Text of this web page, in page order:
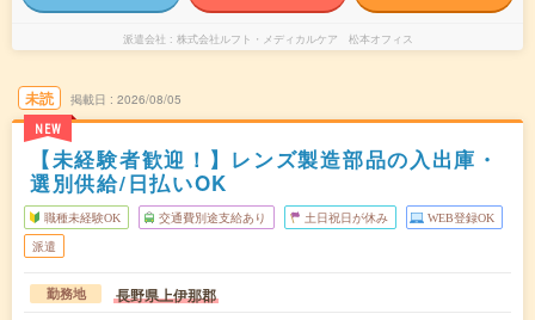
派遣会社 株式会社ルフト・メディカルケア 松本オフィス
未読
NEW
掲載日 2026/08/05
【未経験者歓迎！】レンズ製造部品の入出庫・
選別供給/日払いOK
職種未経験OK 交通費別途支給あり 土日祝日が休み WEB登録OK
派遣
勤務地 長野県上伊那郡